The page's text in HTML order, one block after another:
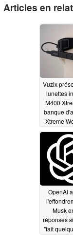
Articles en
Vuzix
lunettes
M400
banque
Xtreme
une
des
difficiles
OpenAI
Musk
réponses
"fait